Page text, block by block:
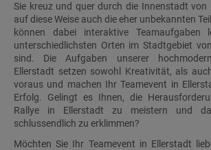
Sie kreuz und quer durch die Innenstadt von
auf diese Weise auch die eher unbekannten
können dabei interaktive
unterschiedlichsten Orten im Stadtgebiet
sind. Die Aufgaben unserer
Ellerstadt setzen sowohl Kreativität, als
voraus und machen Ihr Teamevent in
Erfolg. Gelingt es Ihnen, die
Rallye in Ellerstadt zu meistern und
schlussendlich zu erklimmen?
Möchten Sie Ihr Teamevent in Ellerstadt